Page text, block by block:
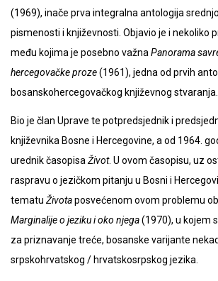
(1969), inače prva integralna antologija
pismenosti i književnosti. Objavio je i nekoliko
među kojima je posebno važna Panorama
hercegovačke proze(1961), jedna od prvih
bosanskohercegovačkog književnog stvaranja.
Bio je član Uprave te potpredsjednik i
književnika Bosne i Hercegovine, a od 1964.
urednik časopisa Život. U ovom časopisu, uz
raspravu o jezičkom pitanju u Bosni i
tematu Životaposvećenom ovom problemu
Marginalije o jeziku i oko njega(1970), u kojem
za priznavanje treće, bosanske varijante
srpskohrvatskog / hrvatskosrpskog jezika.